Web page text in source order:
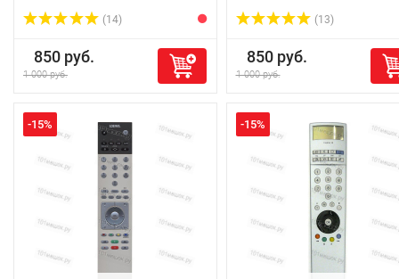
(14)
850 руб.
1 000 руб.
(13)
850 руб.
1 000 руб.
-15% -15%